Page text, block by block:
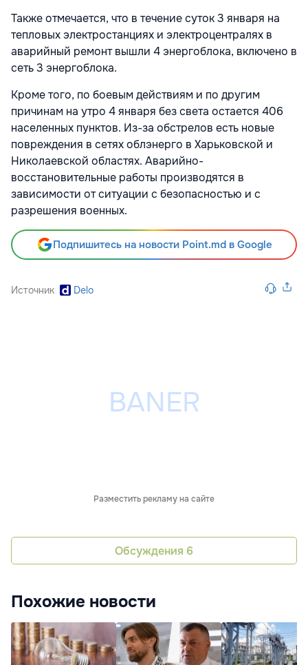
Также отмечается, что в течение суток 3 января на
тепловых электростанциях и электроцентралях в
аварийный ремонт вышли 4 энергоблока, включено в
сеть 3 энергоблока.
Кроме того, по боевым действиям и по другим
причинам на утро 4 января без света остается 406
населенных пунктов. Из-за обстрелов есть новые
повреждения в сетях облэнерго в Харьковской и
Николаевской областях. Аварийно-
восстановительные работы производятся в
зависимости от ситуации с безопасностью и с
разрешения военных.
Подпишитесь на новости Point.md в Google
Источник Delo
Разместить рекламу на сайте
Обсуждения 6
Похожие новости